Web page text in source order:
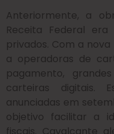
Anteriormente, a
Receita Federal
privados. Com a
a operadoras de
pagamento,
carteiras digitais.
anunciadas em
objetivo facilitar a
fiscais. Cavalcante